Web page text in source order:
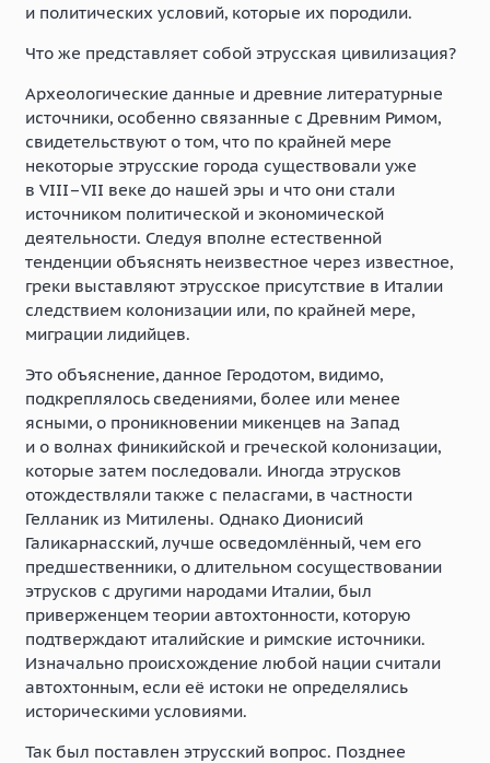
и политических условий, которые их породили.
Что же представляет собой этрусская цивилизация?
Археологические данные и древние литературные
источники, особенно связанные с Древним Римом,
свидетельствуют о том, что по крайней мере
некоторые этрусские города существовали уже
в VIII–VII веке до нашей эры и что они стали
источником политической и экономической
деятельности. Следуя вполне естественной
тенденции объяснять неизвестное через известное,
греки выставляют этрусское присутствие в Италии
следствием колонизации или, по крайней мере,
миграции лидийцев.
Это объяснение, данное Геродотом, видимо,
подкреплялось сведениями, более или менее
ясными, о проникновении микенцев на Запад
и о волнах финикийской и греческой колонизации,
которые затем последовали. Иногда этрусков
отождествляли также с пеласгами, в частности
Гелланик из Митилены. Однако Дионисий
Галикарнасский, лучше осведомлённый, чем его
предшественники, о длительном сосуществовании
этрусков с другими народами Италии, был
приверженцем теории автохтонности, которую
подтверждают италийские и римские источники.
Изначально происхождение любой нации считали
автохтонным, если её истоки не определялись
историческими условиями.
Так был поставлен этрусский вопрос. Позднее